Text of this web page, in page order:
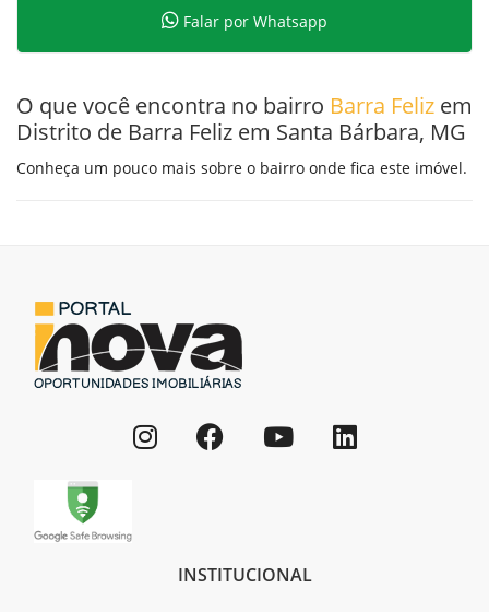
Falar por Whatsapp
O que você encontra no bairro Barra Feliz em
Distrito de Barra Feliz em Santa Bárbara, MG
Conheça um pouco mais sobre o bairro onde fica este imóvel.
INSTITUCIONAL